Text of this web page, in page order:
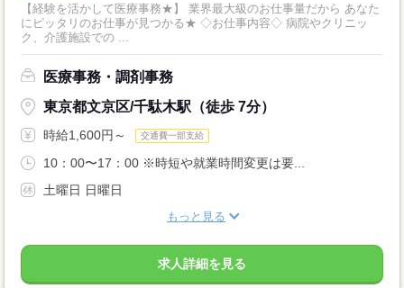
【経験を活かして医療事務★】 業界最大級のお仕事量だから あなた
にピッタリのお仕事が見つかる★ ◇お仕事内容◇ 病院やクリニッ
ク、介護施設での ...
医療事務・調剤事務
東京都文京区/千駄木駅（徒歩 7分）
時給1,600円～ 交通費一部支給
10：00〜17：00 ※時短や就業時間変更は要...
土曜日 日曜日
もっと見る
求人詳細を見る